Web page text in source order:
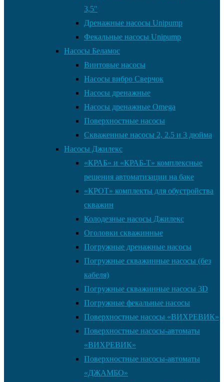
3,5″
Дренажные насосы Unipump
Фекальные насосы Unipump
Насосы Беламос
Винтовые насосы
Насосы вибро Сверчок
Насосы дренажные
Насосы дренажные Omega
Поверхностные насосы
Скваженные насосы 2, 2.5 и 3 дюйма
Насосы Джилекс
«КРАБ» и «КРАБ-Т» комплексные
решения автоматизации на баке
«КРОТ» комплекты для обустройства
скважин
Колодезные насосы Джилекс
Оголовки скважинные
Погружные дренажные насосы
Погружные скважинные насосы (без
кабеля)
Погружные скважинные насосы 3D
Погружные фекальные насосы
Поверхностные насосы «ВИХРЕВИК»
Поверхностные насосы-автоматы
«ВИХРЕВИК»
Поверхностные насосы-автоматы
«ДЖАМБО»